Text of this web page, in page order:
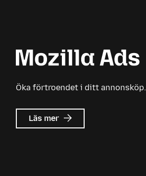
Öka förtroendet i ditt annonsköp.
Läs mer om
Mozilla